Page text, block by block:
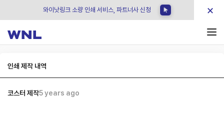
와이낫링크 소량 인쇄 서비스, 파트너사 신청 ×
인쇄 제작 내역
코스터 제작5 years ago